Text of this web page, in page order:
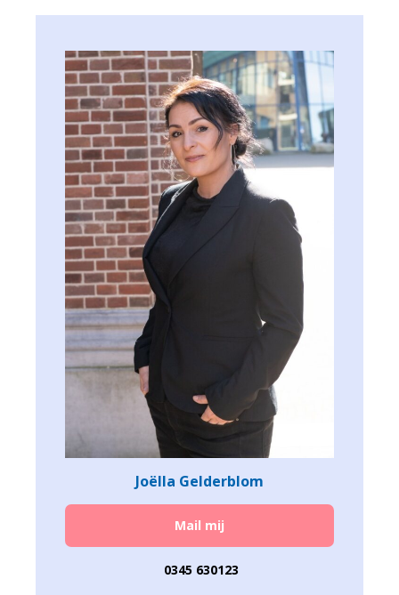
Joëlla Gelderblom
Mail mij
0345 630123